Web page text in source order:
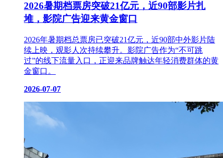
2026暑期档票房突破21亿元，近90部影片扎
堆，影院广告迎来黄金窗口
2026年暑期档总票房已突破21亿元，近90部中外影片陆
续上映，观影人次持续攀升。影院广告作为“不可跳
过”的线下流量入口，正迎来品牌触达年轻消费群体的黄
金窗口。
2026-07-07